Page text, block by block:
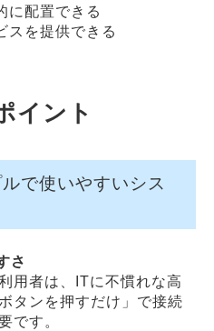
に配置できる
スを提供できる
イント
で使いやすいシス
さ
用者は、ITに不慣れな高
タンを押すだけ」で接続
です。